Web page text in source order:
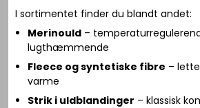
I sortimentet finder du blandt andet:
Merinould–
lugthæmmende
Fleece og syntetiske fibre –
varme
Strik i uldblandinger – klassisk